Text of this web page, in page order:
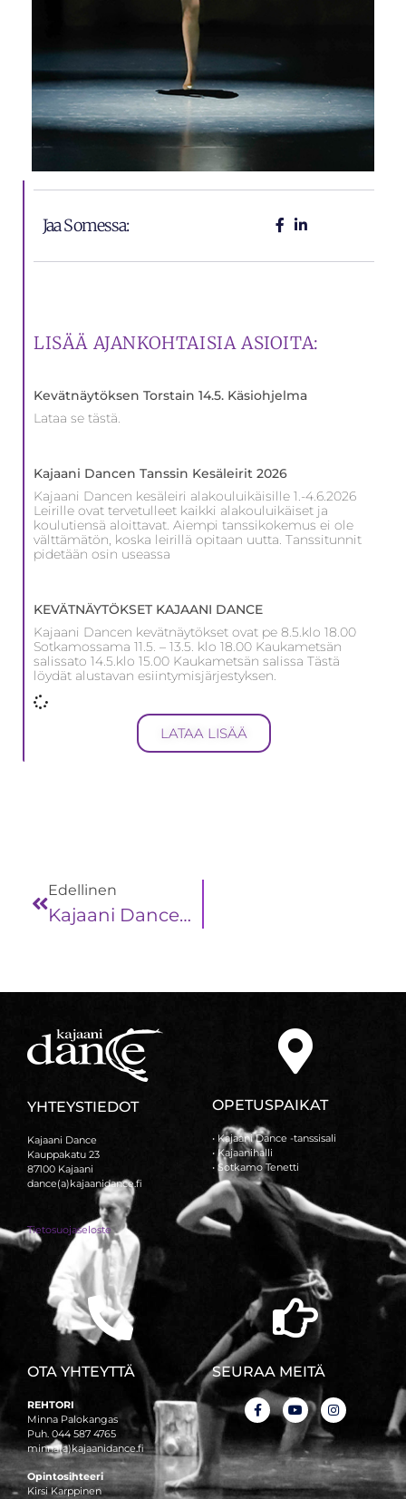
Jaa Somessa:
LISÄÄ AJANKOHTAISIA ASIOITA:
Kevätnäytöksen Torstain 14.5. Käsiohjelma
Lataa se tästä.
Kajaani Dancen Tanssin Kesäleirit 2026
Kajaani Dancen kesäleiri alakouluikäisille 1.-4.6.2026
Leirille ovat tervetulleet kaikki alakouluikäiset ja
koulutiensä aloittavat. Aiempi tanssikokemus ei ole
välttämätön, koska leirillä opitaan uutta. Tanssitunnit
pidetään osin useassa
KEVÄTNÄYTÖKSET KAJAANI DANCE
Kajaani Dancen kevätnäytökset ovat pe 8.5.klo 18.00
Sotkamossama 11.5. – 13.5. klo 18.00 Kaukametsän
salissato 14.5.klo 15.00 Kaukametsän salissa Tästä
löydät alustavan esiintymisjärjestyksen.
LATAA LISÄÄ
Edellinen
Kajaani Dancen Joulunäytökset 9.-12.12.2024
YHTEYSTIEDOT
Kajaani Dance
Kauppakatu 23
87100 Kajaani
dance(a)kajaanidance.fi
Tietosuojaseloste
OPETUSPAIKAT
• Kajaani Dance -tanssisali
• Kajaanihalli
• Sotkamo Tenetti
OTA YHTEYTTÄ
REHTORI
Minna Palokangas
Puh. 044 587 4765
minna(a)kajaanidance.fi
Opintosihteeri
Kirsi Karppinen
SEURAA MEITÄ